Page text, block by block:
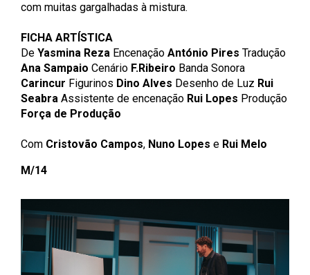
com muitas gargalhadas à mistura.
FICHA ARTÍSTICA
De Yasmina Reza Encenação António Pires Tradução
Ana Sampaio Cenário F.Ribeiro Banda Sonora
Carincur Figurinos Dino Alves Desenho de Luz Rui
Seabra Assistente de encenação Rui Lopes Produção
Força de Produção
Com Cristovão Campos, Nuno Lopes e Rui Melo
M/14